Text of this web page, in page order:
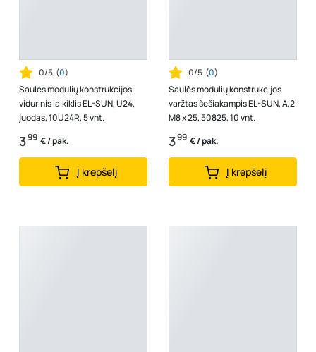
0/5 (0)
Saulės modulių konstrukcijos
vidurinis laikiklis EL-SUN, U24,
juodas, 10U24R, 5 vnt.
399 € / pak.
Į krepšelį
0/5 (0)
Saulės modulių konstrukcijos
varžtas šešiakampis EL-SUN, A,2
M8 x 25, 50825, 10 vnt.
399 € / pak.
Į krepšelį